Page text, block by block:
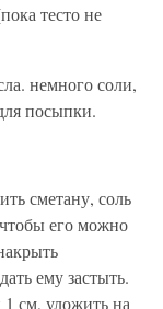
тесто не
немного соли,
посыпки.
сметану, соль
его можно
ему застыть.
1 см, уложить на